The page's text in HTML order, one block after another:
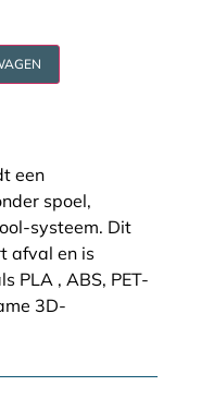
een
spoel,
systeem. Dit
afval en is
PLA , ABS, PET-
3D-